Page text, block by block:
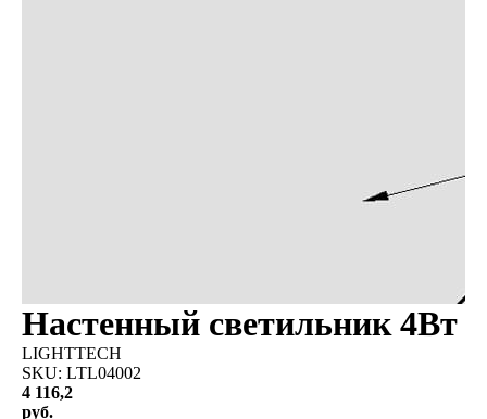
Настенный светильник 4Вт
LIGHTTECH
SKU: LTL04002
4 116,2
руб.